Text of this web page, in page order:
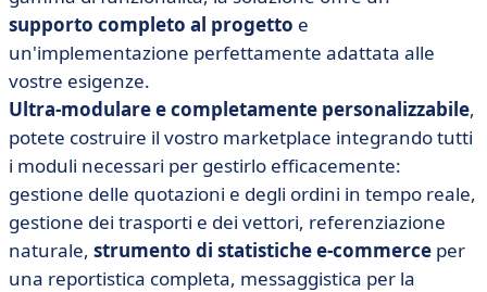
supporto completo al progetto e
un'implementazione perfettamente adattata alle
vostre esigenze.
Ultra-modulare e completamente personalizzabile,
potete costruire il vostro marketplace integrando tutti
i moduli necessari per gestirlo efficacemente:
gestione delle quotazioni e degli ordini in tempo reale,
gestione dei trasporti e dei vettori, referenziazione
naturale, strumento di statistiche e-commerce per
una reportistica completa, messaggistica per la